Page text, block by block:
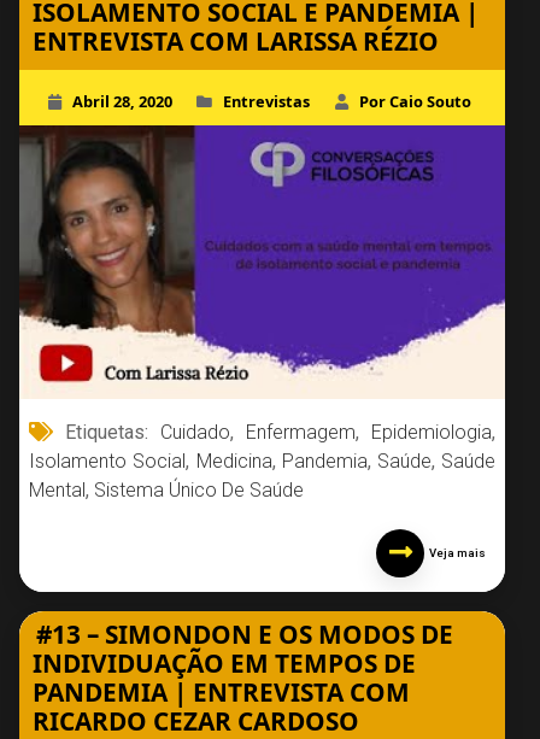
ISOLAMENTO SOCIAL E PANDEMIA |
ENTREVISTA COM LARISSA RÉZIO
Abril 28, 2020 Entrevistas Por Caio Souto
Etiquetas: Cuidado, Enfermagem, Epidemiologia,
Isolamento Social, Medicina, Pandemia, Saúde, Saúde
Mental, Sistema Único De Saúde
Veja mais
#13 – SIMONDON E OS MODOS DE
INDIVIDUAÇÃO EM TEMPOS DE
PANDEMIA | ENTREVISTA COM
RICARDO CEZAR CARDOSO